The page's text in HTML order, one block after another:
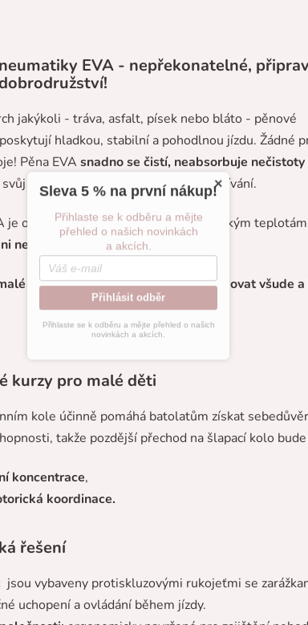
EVA - nepřekonatelné,
jakýkoli - tráva, asfalt, písek nebo bláto - pěnové
hladkou, stabilní a pohodlnou jízdu. Žádné
Pěna EVA snadno se čistí, neabsorbuje nečistoty
svůj dobrý vzhled i po intenzivním používání.
je odolný vůči vlhkosti, UV záření a nízkým
neztrácejí tvar.
průzkumníky, kteří se chtějí pohybovat všude a
kurzy pro malé děti
kole účinně pomáhá batolatům získat
takže pozdější přechod na šlapací kolo bude
koncentrace,
koordinace.
řešení
jsou vybaveny protiskluzovými rukojeťmi se
uchopení a ovládání během jízdy.
×
Sleva 5 % na první nákup!
Přihlaste se k odběru a mějte
přehled o našich novinkách
a akcích.
Přihlásit odběr
Přihlaste se k odběru a mějte přehled o našich
novinkách a akcích.